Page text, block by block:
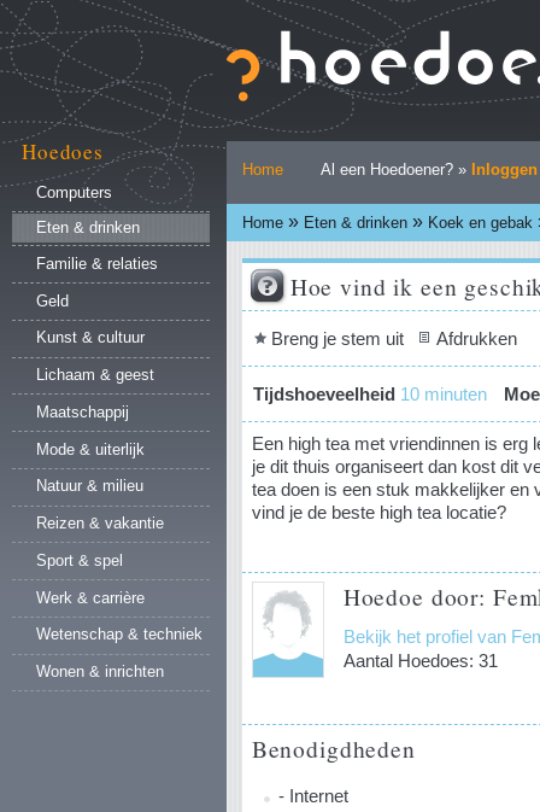
naar
inhoud.
Ga
naar
navigatie
Persoonlijke
hulpmiddelen
Home Al een Hoedoener? » Inloggen
Home » Eten & drinken » Koek en gebak
Hoedoes
Computers
Eten & drinken
Familie & relaties
Geld
Kunst & cultuur
Lichaam & geest
Maatschappij
Mode & uiterlijk
Natuur & milieu
Reizen & vakantie
Sport & spel
Werk & carrière
Wetenschap & techniek
Wonen & inrichten
Hoe vind ik een
Document
Breng je stem uit Afdrukken
Tijdshoeveelheid 10 minuten
Een high tea met vriendinnen is erg
je dit thuis organiseert dan kost dit
tea doen is een stuk makkelijker en
vind je de beste high tea locatie?
Hoedoe door:
Bekijk het profiel van
Aantal Hoedoes: 31
Benodigdheden
- Internet